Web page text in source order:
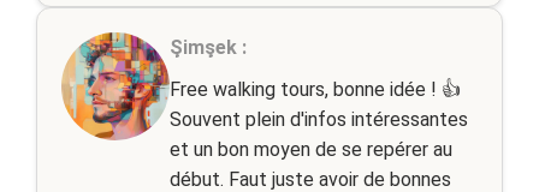
Şimşek :
Free walking tours, bonne idée ! 👍
Souvent plein d'infos intéressantes
et un bon moyen de se repérer au
début. Faut juste avoir de bonnes